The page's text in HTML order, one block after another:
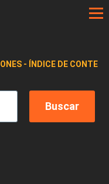
ayuda a la
- ÍNDICE DE